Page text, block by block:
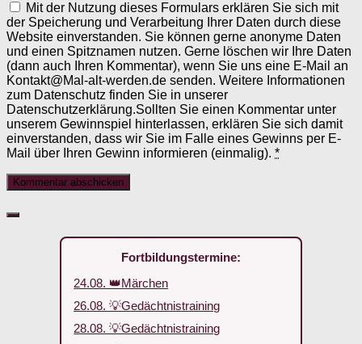
Mit der Nutzung dieses Formulars erklären Sie sich mit
der Speicherung und Verarbeitung Ihrer Daten durch diese
Website einverstanden. Sie können gerne anonyme Daten
und einen Spitznamen nutzen. Gerne löschen wir Ihre Daten
(dann auch Ihren Kommentar), wenn Sie uns eine E-Mail an
Kontakt@Mal-alt-werden.de senden. Weitere Informationen
zum Datenschutz finden Sie in unserer
Datenschutzerklärung.Sollten Sie einen Kommentar unter
unserem Gewinnspiel hinterlassen, erklären Sie sich damit
einverstanden, dass wir Sie im Falle eines Gewinns per E-
Mail über Ihren Gewinn informieren (einmalig). *
Fortbildungstermine:
24.08. 👑Märchen
26.08. 💡Gedächtnistraining
28.08. 💡Gedächtnistraining